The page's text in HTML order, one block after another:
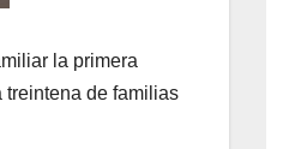
la primera
treintena de familias